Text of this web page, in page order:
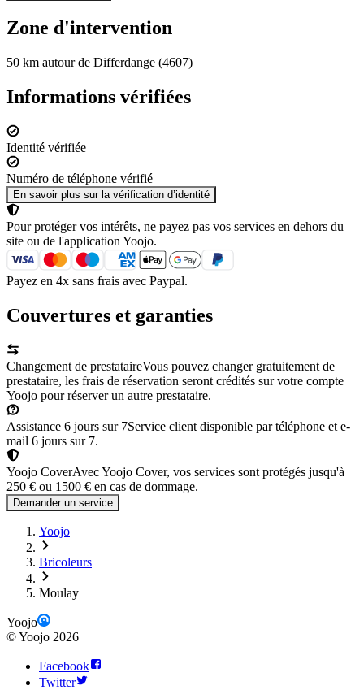
Zone d'intervention
50 km autour de Differdange (4607)
Informations vérifiées
Identité vérifiée
Numéro de téléphone vérifié
En savoir plus sur la vérification d’identité
Pour protéger vos intérêts, ne payez pas vos services en dehors du
site ou de l'application Yoojo.
Payez en 4x sans frais avec Paypal.
Couvertures et garanties
Changement de prestataireVous pouvez changer gratuitement de
prestataire, les frais de réservation seront crédités sur votre compte
Yoojo pour réserver un autre prestataire.
Assistance 6 jours sur 7Service client disponible par téléphone et e-
mail 6 jours sur 7.
Yoojo CoverAvec Yoojo Cover, vos services sont protégés jusqu'à
250 € ou 1500 € en cas de dommage.
Demander un service
Yoojo
Bricoleurs
Moulay
Yoojo
©Yoojo 2026
Facebook
Twitter